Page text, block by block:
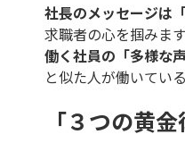
社長のメッセージは
求職者の心を掴みます
働く社員の「多様な
と似た人が働いてい
「３つの黄